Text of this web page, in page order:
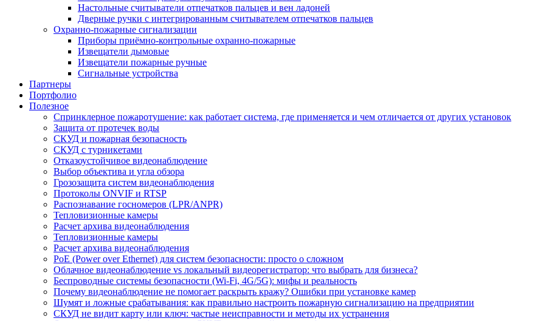
Настольные считыватели отпечатков пальцев и вен ладоней
Дверные ручки с интегрированным считывателем отпечатков пальцев
Охранно-пожарные сигнализации
Приборы приёмно-контрольные охранно-пожарные
Извещатели дымовые
Извещатели пожарные ручные
Сигнальные устройства
Партнеры
Портфолио
Полезное
Спринклерное пожаротушение: как работает система, где применяется и чем отличается от других установок
Защита от протечек воды
СКУД и пожарная безопасность
СКУД с турникетами
Отказоустойчивое видеонаблюдение
Выбор объектива и угла обзора
Грозозащита систем видеонаблюдения
Протоколы ONVIF и RTSP
Распознавание госномеров (LPR/ANPR)
Тепловизионные камеры
Расчет архива видеонаблюдения
Тепловизионные камеры
Расчет архива видеонаблюдения
PoE (Power over Ethernet) для систем безопасности: просто о сложном
Облачное видеонаблюдение vs локальный видеорегистратор: что выбрать для бизнеса?
Беспроводные системы безопасности (Wi-Fi, 4G/5G): мифы и реальность
Почему видеонаблюдение не помогает раскрыть кражу? Ошибки при установке камер
Шумят и ложные срабатывания: как правильно настроить пожарную сигнализацию на предприятии
СКУД не видит карту или ключ: частые неисправности и методы их устранения